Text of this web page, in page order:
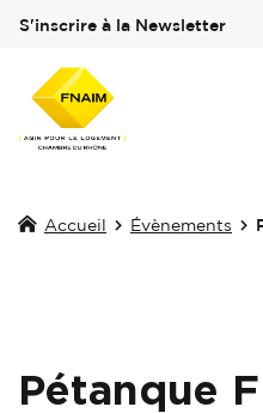
S'inscrire à la Newsletter
Accueil Évènements
Pétanque